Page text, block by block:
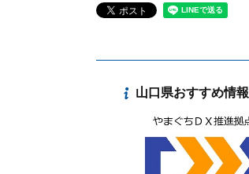
山口県おすすめ情報